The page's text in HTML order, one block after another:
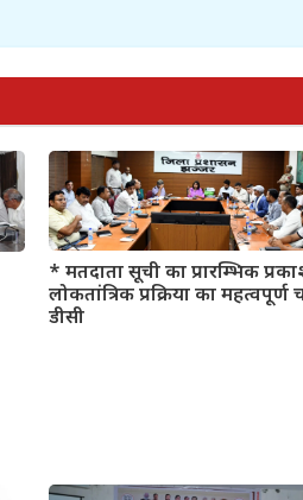
* मतदाता सूची का प्रारम्भिक
लोकतांत्रिक प्रक्रिया का महत्वपूर्ण
डीसी